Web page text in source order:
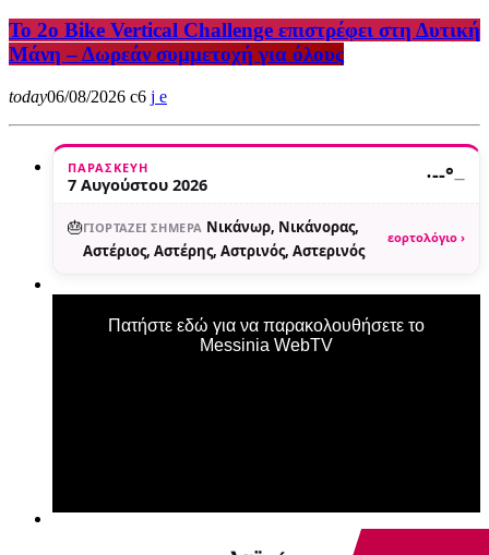
Το 2ο Bike Vertical Challenge επιστρέφει στη Δυτική
Μάνη – Δωρεάν συμμετοχή για όλους
today06/08/2026 6
ΠΑΡΑΣΚΕΥΉ
7 Αυγούστου 2026 ·--°—
🎂ΓΙΟΡΤΆΖΕΙ ΣΉΜΕΡΑ Νικάνωρ, Νικάνορας,
Αστέριος, Αστέρης, Αστρινός, Αστερινός
εορτολόγιο ›
Πατήστε εδώ για να παρακολουθήσετε το
Messinia WebTV